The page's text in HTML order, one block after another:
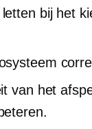
bij het
van het